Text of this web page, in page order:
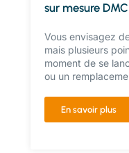
sur mesure
Vous envisagez
mais plusieurs
moment de se
ou un
En savoir plus